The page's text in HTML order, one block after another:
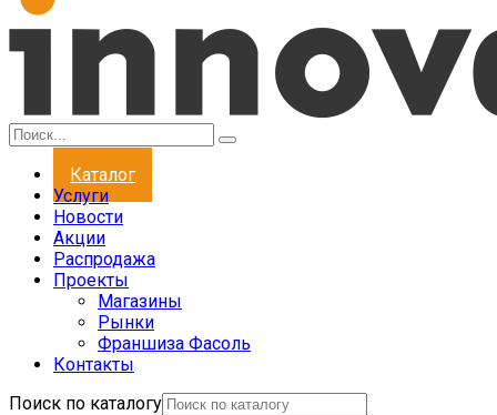
Каталог
Услуги
Новости
Акции
Распродажа
Проекты
Магазины
Рынки
Франшиза Фасоль
Контакты
Поиск по каталогу